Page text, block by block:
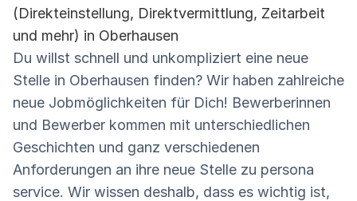
(Direkteinstellung, Direktvermittlung, Zeitarbeit
und mehr) in Oberhausen
Du willst schnell und unkompliziert eine neue
Stelle in Oberhausen finden? Wir haben zahlreiche
neue Jobmöglichkeiten für Dich! Bewerberinnen
und Bewerber kommen mit unterschiedlichen
Geschichten und ganz verschiedenen
Anforderungen an ihre neue Stelle zu persona
service. Wir wissen deshalb, dass es wichtig ist,